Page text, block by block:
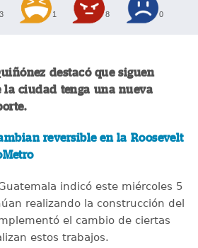
3 1 8 0
destacó que siguen
la ciudad tenga una nueva
reversible en la Roosevelt
indicó este miércoles 5
realizando la construcción del
el cambio de ciertas
estos trabajos.